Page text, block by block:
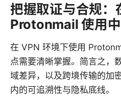
把握取证与合规：
Protonmail 使用
在 VPN 环境下使用
点需要清晰掌握。简言之，
域差异，以及跨境传输的加
内的可追溯性与隐私底线。